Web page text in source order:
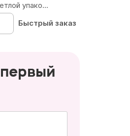
упако...
Быстрый заказ